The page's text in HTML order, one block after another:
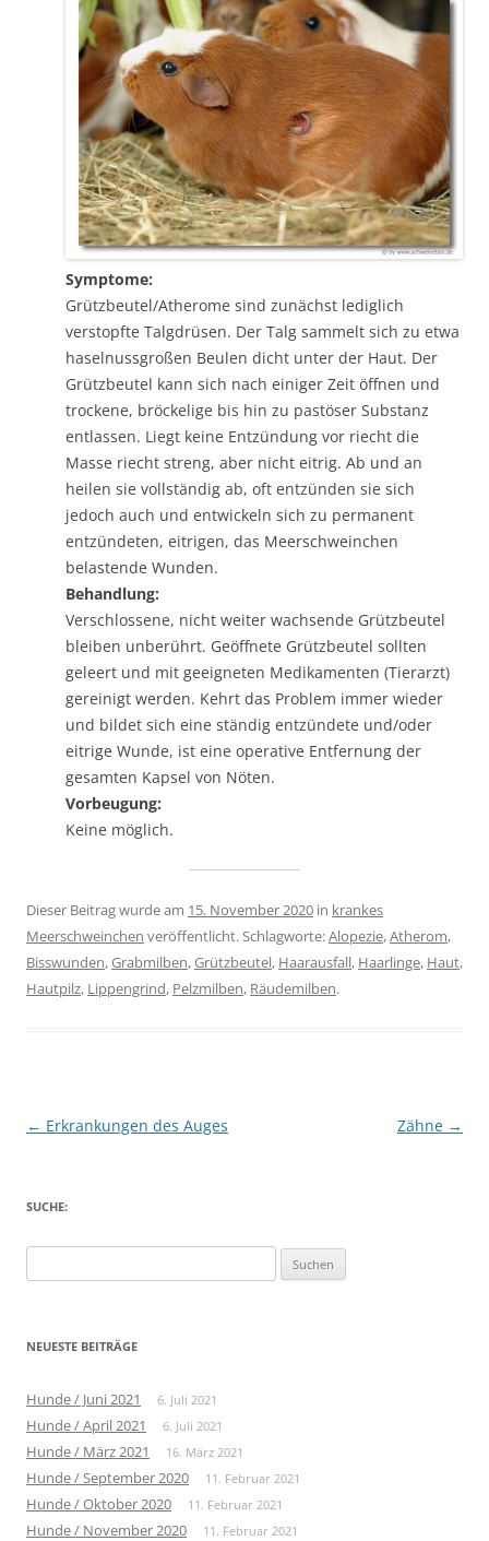
Symptome:
Grützbeutel/Atherome sind zunächst lediglich
verstopfte Talgdrüsen. Der Talg sammelt sich zu etwa
haselnussgroßen Beulen dicht unter der Haut. Der
Grützbeutel kann sich nach einiger Zeit öffnen und
trockene, bröckelige bis hin zu pastöser Substanz
entlassen. Liegt keine Entzündung vor riecht die
Masse riecht streng, aber nicht eitrig. Ab und an
heilen sie vollständig ab, oft entzünden sie sich
jedoch auch und entwickeln sich zu permanent
entzündeten, eitrigen, das Meerschweinchen
belastende Wunden.
Behandlung:
Verschlossene, nicht weiter wachsende Grützbeutel
bleiben unberührt. Geöffnete Grützbeutel sollten
geleert und mit geeigneten Medikamenten (Tierarzt)
gereinigt werden. Kehrt das Problem immer wieder
und bildet sich eine ständig entzündete und/oder
eitrige Wunde, ist eine operative Entfernung der
gesamten Kapsel von Nöten.
Vorbeugung:
Keine möglich.
Dieser Beitrag wurde am 15. November 2020 in krankes
Meerschweinchen veröffentlicht. Schlagworte:Alopezie,Atherom,
Bisswunden,Grabmilben,Grützbeutel, Haarausfall, Haarlinge, Haut,
Hautpilz, Lippengrind, Pelzmilben, Räudemilben.
Beitragsnavigation
← Erkrankungen des Auges Zähne →
SUCHE:
nach:
NEUESTE BEITRÄGE
Hunde / Juni 2021 6. Juli 2021
Hunde / April 2021 6. Juli 2021
Hunde / März 2021 16. März 2021
Hunde / September 2020 11. Februar 2021
Hunde / Oktober 2020 11. Februar 2021
Hunde / November 2020 11. Februar 2021